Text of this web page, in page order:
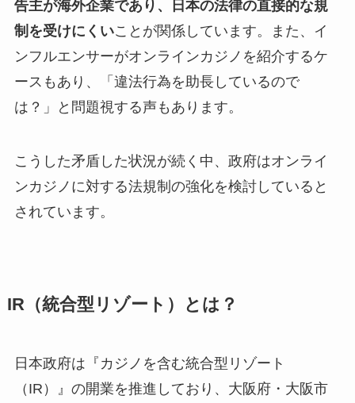
告主が海外企業であり、日本の法律の直接的な規
制を受けにくいことが関係しています。また、イ
ンフルエンサーがオンラインカジノを紹介するケ
ースもあり、「違法行為を助長しているので
は？」と問題視する声もあります。
こうした矛盾した状況が続く中、政府はオンライ
ンカジノに対する法規制の強化を検討していると
されています。
IR（統合型リゾート）とは？
日本政府は『カジノを含む統合型リゾート
（IR）』の開業を推進しており、大阪府・大阪市